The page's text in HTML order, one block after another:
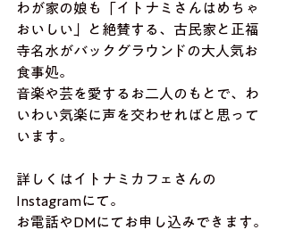
わが家の娘も「イトナミさんはめちゃ
おいしい」と絶賛する、古民家と正福
寺名水がバックグラウンドの大人気お
食事処。
音楽や芸を愛するお二人のもとで、わ
いわい気楽に声を交わせればと思って
います。
詳しくはイトナミカフェさんの
Instagramにて。
お電話やDMにてお申し込みできます。